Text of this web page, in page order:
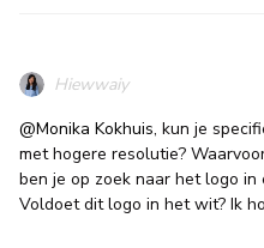
Hiewwaiy
@Monika Kokhuis, kun je
met hogere resolutie?
ben je op zoek naar het logo
Voldoet dit logo in het wit? Ik